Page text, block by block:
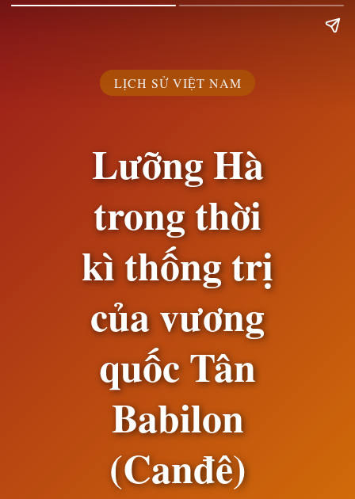
LỊCH SỬ VIỆT NAM
Lưỡng Hà
trong thời
kì thống trị
của vương
quốc Tân
Babilon
(Canđê)